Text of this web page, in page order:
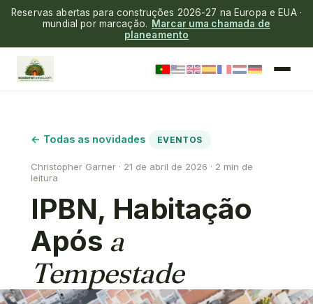
Reservas abertas para construções 2026-27 na Europa e EUA ·
mundial por marcação. Marcar uma chamada de
planeamento
← Todas as novidades EVENTOS
Christopher Garner · 21 de abril de 2026 · 2 min de
leitura
IPBN, Habitação
Após a
Tempestade